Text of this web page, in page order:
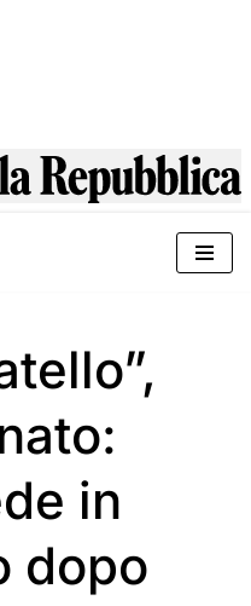
in
dopo